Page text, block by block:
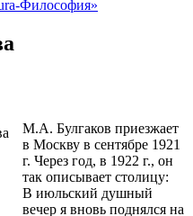
Философия»
М.А. Булгаков приезжает
в Москву в сентябре 1921
г. Через год, в 1922 г., он
так описывает столицу:
В июльский душный
вечер я вновь поднялся на